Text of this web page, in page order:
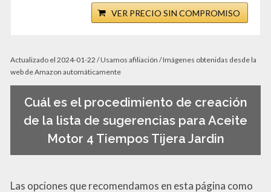
VER PRECIO SIN COMPROMISO
Actualizado el 2024-01-22 / Usamos afiliación / Imágenes obtenidas desde la
web de Amazon automáticamente
Cuál es el procedimiento de creación
de la lista de sugerencias para Aceite
Motor 4 Tiempos Tijera Jardin
Las opciones que recomendamos en esta página como